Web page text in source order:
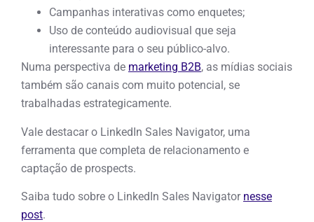
Campanhas interativas como enquetes;
Uso de conteúdo audiovisual que seja
interessante para o seu público-alvo.
Numa perspectiva de marketing B2B, as mídias sociais
também são canais com muito potencial, se
trabalhadas estrategicamente.
Vale destacar o LinkedIn Sales Navigator, uma
ferramenta que completa de relacionamento e
captação de prospects.
Saiba tudo sobre o LinkedIn Sales Navigator nesse
post.